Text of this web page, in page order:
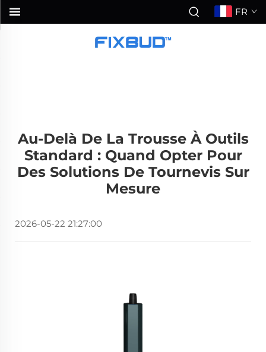
FR
Au-Delà De La Trousse À Outils
Standard : Quand Opter Pour
Des Solutions De Tournevis Sur
Mesure
2026-05-22 21:27:00